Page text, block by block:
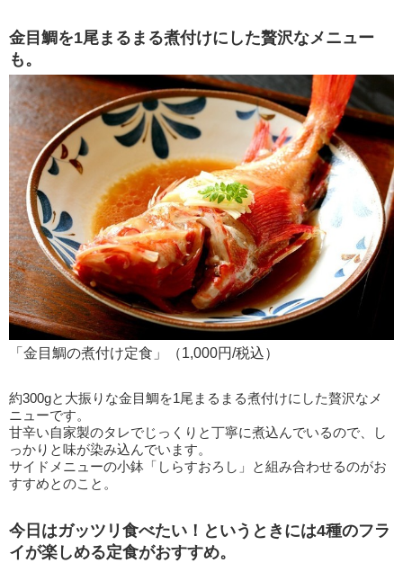
金目鯛を1尾まるまる煮付けにした贅沢なメニュー
も。
「金目鯛の煮付け定食」（1,000円/税込）
約300gと大振りな金目鯛を1尾まるまる煮付けにした贅沢なメ
ニューです。
甘辛い自家製のタレでじっくりと丁寧に煮込んでいるので、し
っかりと味が染み込んでいます。
サイドメニューの小鉢「しらすおろし」と組み合わせるのがお
すすめとのこと。
今日はガッツリ食べたい！というときには4種のフラ
イが楽しめる定食がおすすめ。